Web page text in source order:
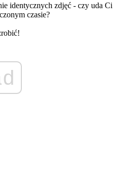
identycznych zdjęć - czy uda Ci
czasie?